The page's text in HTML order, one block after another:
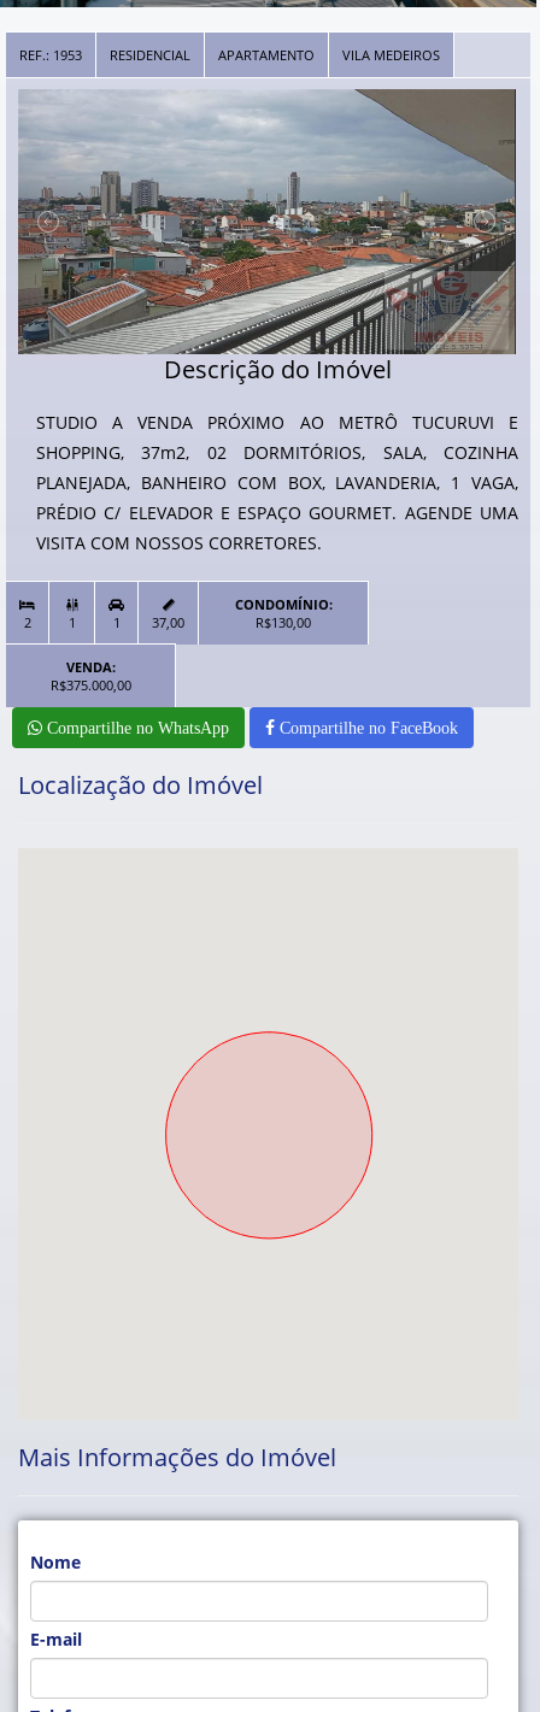
REF.: 1953 RESIDENCIAL APARTAMENTO VILA MEDEIROS
Descrição do Imóvel
STUDIO A VENDA PRÓXIMO AO METRÔ TUCURUVI E
SHOPPING, 37m2, 02 DORMITÓRIOS, SALA, COZINHA
PLANEJADA, BANHEIRO COM BOX, LAVANDERIA, 1 VAGA,
PRÉDIO C/ ELEVADOR E ESPAÇO GOURMET. AGENDE UMA
VISITA COM NOSSOS CORRETORES.
2

1 1

37,00
CONDOMÍNIO:
R$130,00
VENDA:
R$375.000,00
Compartilhe no WhatsApp Compartilhe no FaceBook
Localização do Imóvel
Mais Informações do Imóvel
Nome
E-mail